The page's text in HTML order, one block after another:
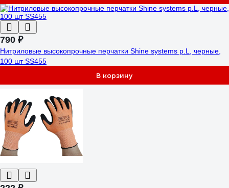
790 ₽
Нитриловые высокопрочные перчатки Shine systems р.L, черные,
100 шт SS455
В корзину